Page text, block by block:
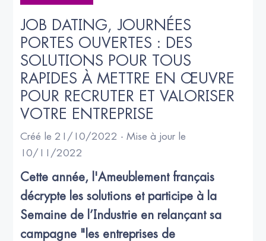
JOB DATING, JOURNÉES
PORTES OUVERTES : DES
SOLUTIONS POUR TOUS
RAPIDES À METTRE EN ŒUVRE
POUR RECRUTER ET VALORISER
VOTRE ENTREPRISE
Créé le 21/10/2022 - Mise à jour le
10/11/2022
Cette année, l'Ameublement français
décrypte les solutions et participe à la
Semaine de l’Industrie en relançant sa
campagne "les entreprises de